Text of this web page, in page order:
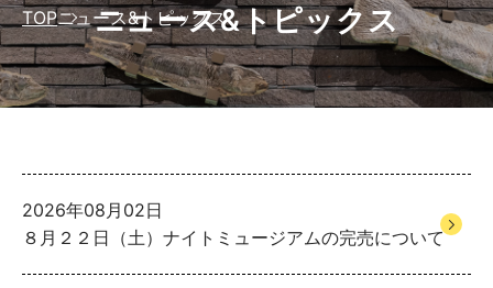
ニュース&トピックス
TOPニュース&トピックス
2026年08月02日
８月２２日（土）ナイトミュージアムの完売について